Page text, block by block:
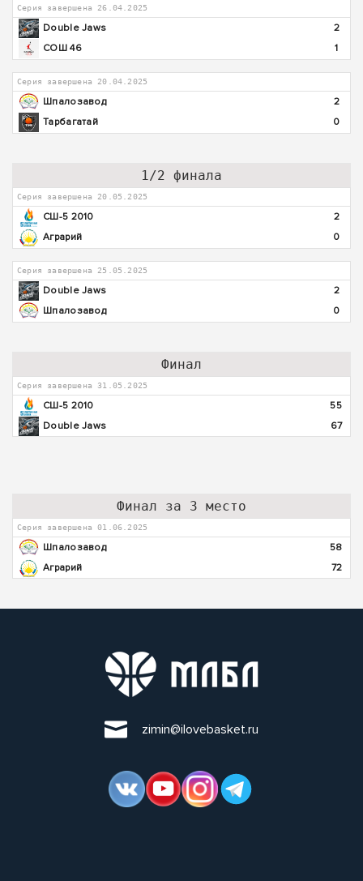
Серия завершена 26.04.2025
Double Jaws
2
СОШ 46
1
Серия завершена 20.04.2025
Шпалозавод
2
Тарбагатай
0
1/2 финала
Серия завершена 20.05.2025
СШ-5 2010
2
Аграрий
0
Серия завершена 25.05.2025
Double Jaws
2
Шпалозавод
0
Финал
Серия завершена 31.05.2025
СШ-5 2010
55
Double Jaws
67
Финал за 3 место
Серия завершена 01.06.2025
Шпалозавод
58
Аграрий
72
zimin@ilovebasket.ru